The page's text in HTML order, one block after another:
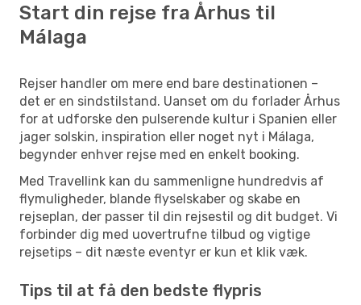
Start din rejse fra Århus til
Málaga
Rejser handler om mere end bare destinationen –
det er en sindstilstand. Uanset om du forlader Århus
for at udforske den pulserende kultur i Spanien eller
jager solskin, inspiration eller noget nyt i Málaga,
begynder enhver rejse med en enkelt booking.
Med Travellink kan du sammenligne hundredvis af
flymuligheder, blande flyselskaber og skabe en
rejseplan, der passer til din rejsestil og dit budget. Vi
forbinder dig med uovertrufne tilbud og vigtige
rejsetips – dit næste eventyr er kun et klik væk.
Tips til at få den bedste flypris